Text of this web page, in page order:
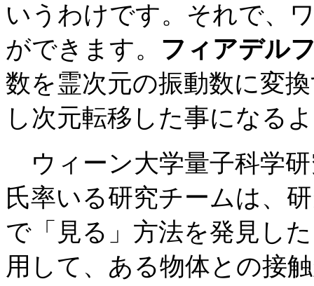
いうわけです。それで、
ができます。 フィアデル
数を霊次元の振動数に変
し次元転移した事になる
ウィーン大学量子科学
氏率いる研究チームは、
で「見る」方法を発見し
用して、ある物体との接